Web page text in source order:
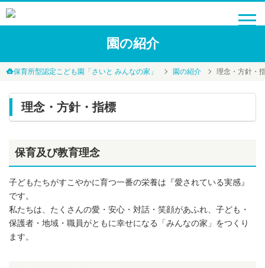
園の紹介
保育所型認定こども園「さいと みんなの家」 園の紹介 理念・方針・
理念・方針・指標
保育及び教育理念
子どもたちがすこやかに育つ一番の栄養は『愛されている実感』
です。
私たちは、たくさんの愛・安心・対話・笑顔があふれ、子ども・
保護者・地域・職員がともに幸せになる「みんなの家」をつくり
ます。